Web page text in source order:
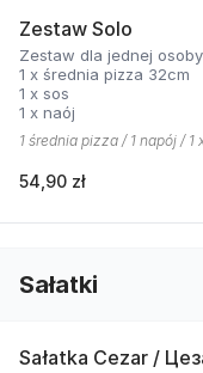
Zestaw Solo
Zestaw dla jednej osoby
1 x średnia pizza 32cm
1 x sos
1 x naój
1 średnia pizza / 1 napój / 1
54,90 zł
Sałatki
Sałatka Cezar /